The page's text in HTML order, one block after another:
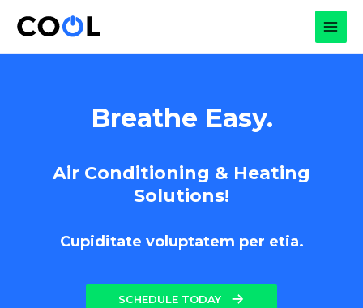
Breathe Easy.
Air Conditioning & Heating
Solutions!
Cupiditate voluptatem per etia.
SCHEDULE TODAY